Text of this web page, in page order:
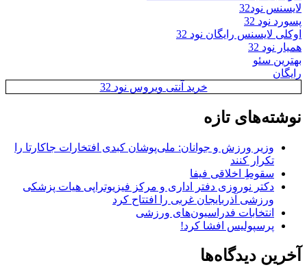
لایسنس نود32
پسورد نود 32
اوکلی لایسنس رایگان نود 32
همیار نود 32
بهترین سئو
رایگان
خرید آنتی ویروس نود 32
نوشته‌های تازه
وزیر ورزش و جوانان: ملی‌پوشان کبدی افتخارات جاکارتا را
تکرار کنند
سقوطِ اخلاقی فیفا
دکتر نوروزی دفتر اداری و مرکز فیزیوتراپی هیات پزشکی
ورزشی آذربایجان غربی را افتتاح کرد
انتخابات فدراسیون‌های ورزشی
پرسپولیس افشا کرد!
آخرین دیدگاه‌ها